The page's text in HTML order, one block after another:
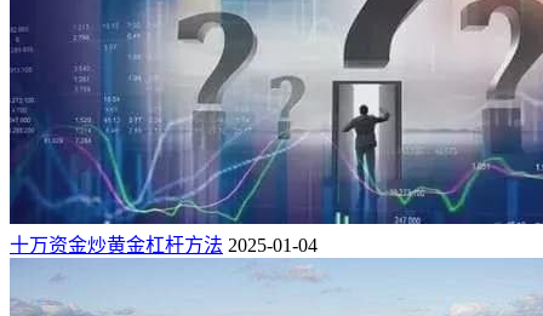
十万资金炒黄金杠杆方法 2025-01-04